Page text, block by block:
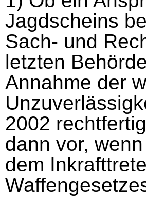
Jagdscheins
Sach- und
letzten
Annahme der
2002
dann vor,
dem